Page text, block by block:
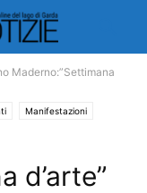
Maderno:”Settimana
Manifestazioni
d’arte”